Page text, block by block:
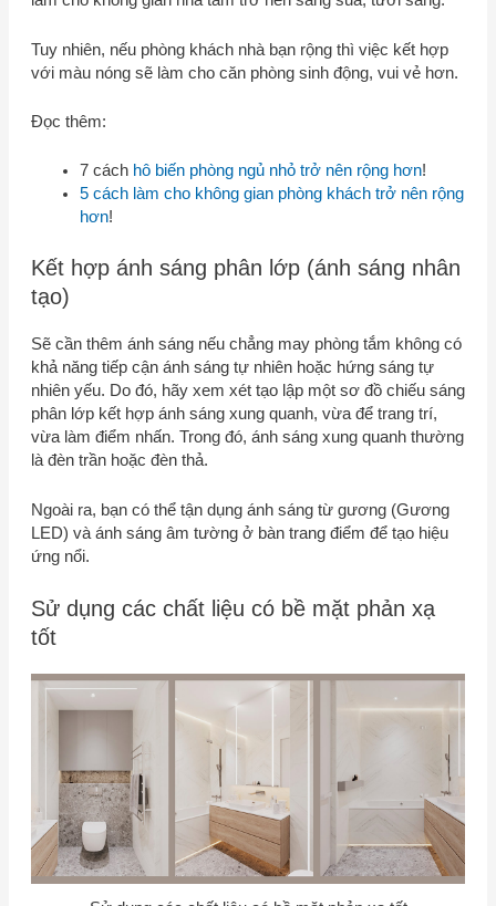
Tuy nhiên, nếu phòng khách nhà bạn rộng thì việc kết hợp
với màu nóng sẽ làm cho căn phòng sinh động, vui vẻ hơn.
Đọc thêm:
7 cáchhô biến phòng ngủ nhỏ trở nên rộng hơn!
5 cách làm cho không gian phòng khách trở nên rộng
hơn!
Kết hợp ánh sáng phân lớp (ánh sáng nhân
tạo)
Sẽ cần thêm ánh sáng nếu chẳng may phòng tắm không có
khả năng tiếp cận ánh sáng tự nhiên hoặc hứng sáng tự
nhiên yếu. Do đó, hãy xem xét tạo lập một sơ đồ chiếu sáng
phân lớp kết hợp ánh sáng xung quanh, vừa để trang trí,
vừa làm điểm nhấn. Trong đó, ánh sáng xung quanh thường
là đèn trần hoặc đèn thả.
Ngoài ra, bạn có thể tận dụng ánh sáng từ gương (Gương
LED) và ánh sáng âm tường ở bàn trang điểm để tạo hiệu
ứng nổi.
Sử dụng các chất liệu có bề mặt phản xạ
tốt